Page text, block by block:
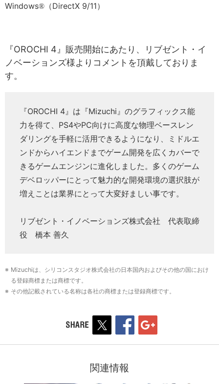
Windows® （DirectX 9/11）
『OROCHI 4』販売開始にあたり、リブゼント・イ
ノベーションズ様よりコメントを頂戴しておりま
す。
『OROCHI 4』は『Mizuchi』のグラフィックス能
力を得て、PS4やPC向けに高度な物理ベースレン
ダリングを手軽に活用できるようになり、ミドルエ
ンドからハイエンドまでゲーム開発を広くカバーで
きるゲームエンジンに進化しました。多くのゲーム
デベロッパーにとって魅力的な開発環境の選択肢が
増えことは業界にとって大変好ましい事です。
リブゼント・イノベーションズ株式会社 代表取締
役 橋本 善久
※ Mizuchiは、シリコンスタジオ株式会社の日本国内およびその他の国におけ
る登録商標または商標です。
※ その他記載されている名称は各社の商標または登録商標です。
関連情報